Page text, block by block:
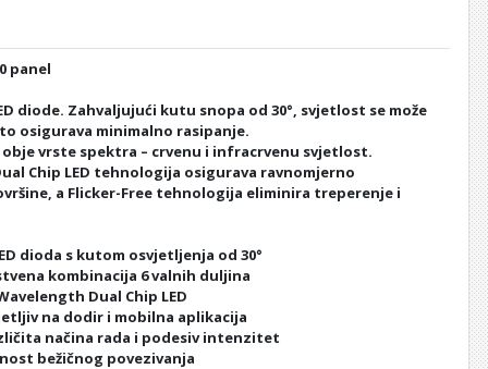
panel
diode. Zahvaljujući kutu snopa od 30°, svjetlost se može
osigurava minimalno rasipanje.
vrste spektra – crvenu i infracrvenu svjetlost.
Chip LED tehnologija osigurava ravnomjerno
a Flicker-Free tehnologija eliminira treperenje i
dioda s kutom osvjetljenja od 30°
kombinacija 6 valnih duljina
Dual Chip LED
na dodir i mobilna aplikacija
načina rada i podesiv intenzitet
bežičnog povezivanja